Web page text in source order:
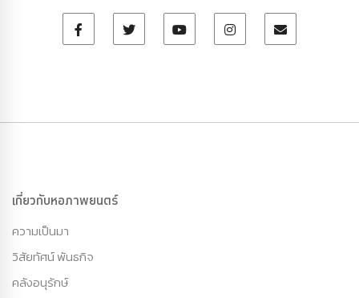
เกี่ยวกับหอภาพยนตร์
ความเป็นมา
วิสัยทัศน์ พันธกิจ
คลังอนุรักษ์